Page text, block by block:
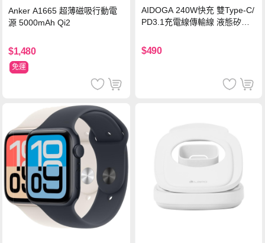
Anker A1665 超薄磁吸行動電
源 5000mAh Qi2
$1,480
免運
AIDOGA 240W快充 雙Type-C/
PD3.1充電線傳輸線 液態矽膠
機/平板/筆電
$490